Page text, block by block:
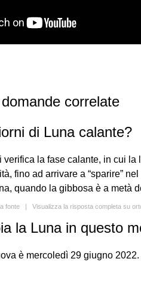
correlate
di Luna calante?
verifica la fase calante, in cui
fino ad arrivare a “sparire”
quando la gibbosa è a metà
fonte | Visualizza la risposta completa su
la Luna in questo
è mercoledì 29 giugno